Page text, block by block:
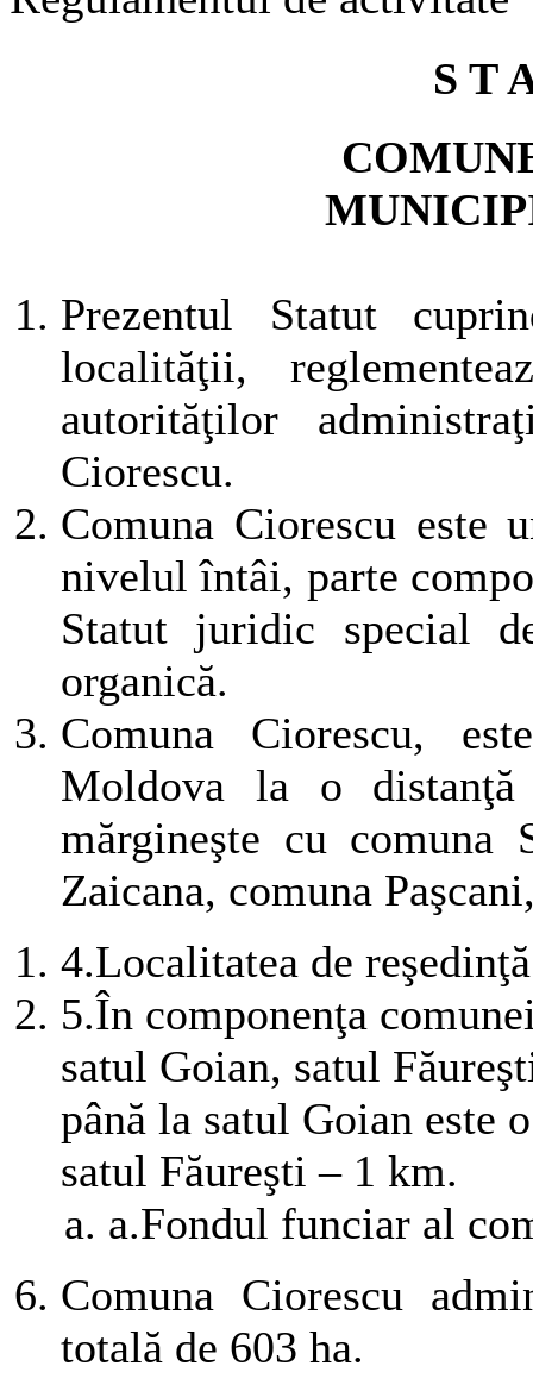
S T
Prezentul Statut
localităţii,
autorităţilor
Ciorescu.
Comuna Ciorescu este
nivelul întâi, parte
Statut juridic special
organică.
Comuna Ciorescu,
Moldova la o
mărgineşte cu comuna
Zaicana, comuna
4.Localitatea de
5.În componenţa
satul Goian, satul
până la satul Goian este
satul Făureşti – 1 km.
a.Fondul funciar al
Comuna Ciorescu
totală de 603 ha.